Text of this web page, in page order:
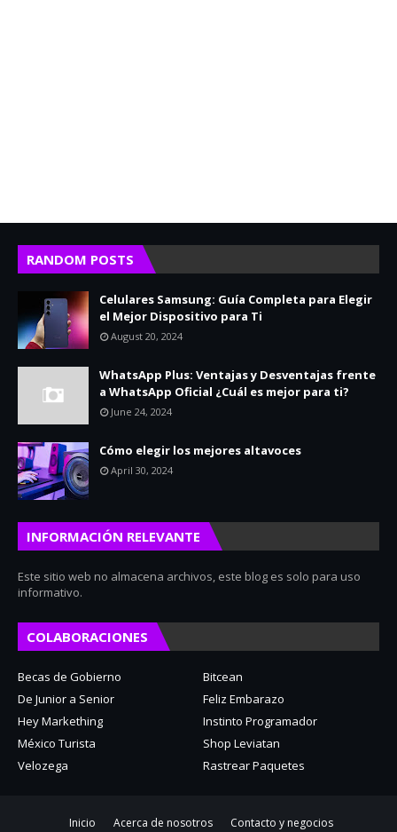
RANDOM POSTS
Celulares Samsung: Guía Completa para Elegir
el Mejor Dispositivo para Ti
August 20, 2024
WhatsApp Plus: Ventajas y Desventajas frente
a WhatsApp Oficial ¿Cuál es mejor para ti?
June 24, 2024
Cómo elegir los mejores altavoces
April 30, 2024
INFORMACIÓN RELEVANTE
Este sitio web no almacena archivos, este blog es solo para uso
informativo.
COLABORACIONES
Becas de Gobierno
Bitcean
De Junior a Senior
Feliz Embarazo
Hey Markething
Instinto Programador
México Turista
Shop Leviatan
Velozega
Rastrear Paquetes
Inicio Acerca de nosotros Contacto y negocios